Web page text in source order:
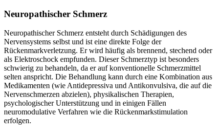
Neuropathischer Schmerz
Neuropathischer Schmerz entsteht durch Schädigungen des
Nervensystems selbst und ist eine direkte Folge der
Rückenmarkverletzung. Er wird häufig als brennend, stechend oder
als Elektroschock empfunden. Dieser Schmerztyp ist besonders
schwierig zu behandeln, da er auf konventionelle Schmerzmittel
selten anspricht. Die Behandlung kann durch eine Kombination aus
Medikamenten (wie Antidepressiva und Antikonvulsiva, die auf die
Nervenschmerzen abzielen), physikalischen Therapien,
psychologischer Unterstützung und in einigen Fällen
neuromodulative Verfahren wie die Rückenmarkstimulation
erfolgen.